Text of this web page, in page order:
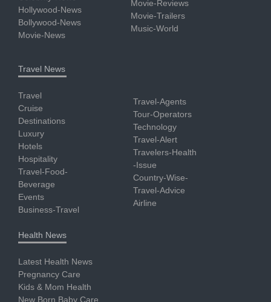
Hollywood-News
Bollywood-News
Movie-News
Movie-Reviews
Movie-Trailers
Music-World
Travel News
Travel
Cruise
Destinations
Luxury
Hotels
Hospitality
Travel-Food-
Beverage
Events
Business-Travel
Travel-Agents
Tour-Operators
Technology
Travel-Alert
Travelers-Health
-Issue
Country-Wise-
Travel-Advice
Airline
Health News
Latest Health News
Pregnancy Care
Kids & Mom Health
New Born Baby Care